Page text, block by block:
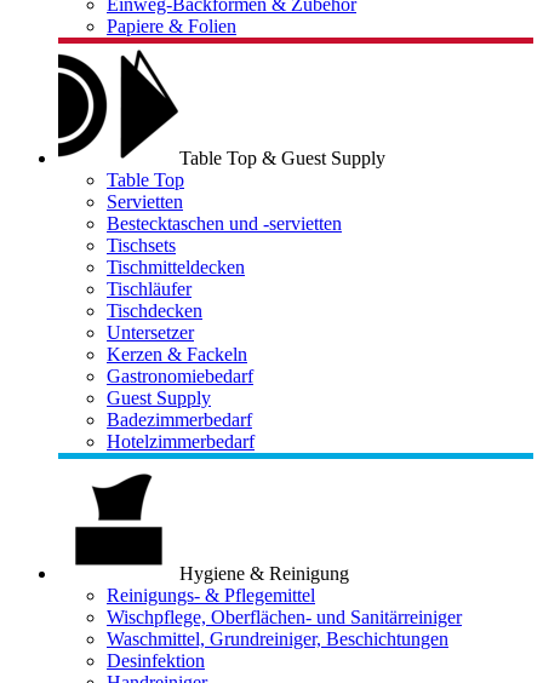
Einweg-Backformen & Zubehör
Papiere & Folien
Table Top & Guest Supply
Table Top
Servietten
Bestecktaschen und -servietten
Tischsets
Tischmitteldecken
Tischläufer
Tischdecken
Untersetzer
Kerzen & Fackeln
Gastronomiebedarf
Guest Supply
Badezimmerbedarf
Hotelzimmerbedarf
Hygiene & Reinigung
Reinigungs- & Pflegemittel
Wischpflege, Oberflächen- und Sanitärreiniger
Waschmittel, Grundreiniger, Beschichtungen
Desinfektion